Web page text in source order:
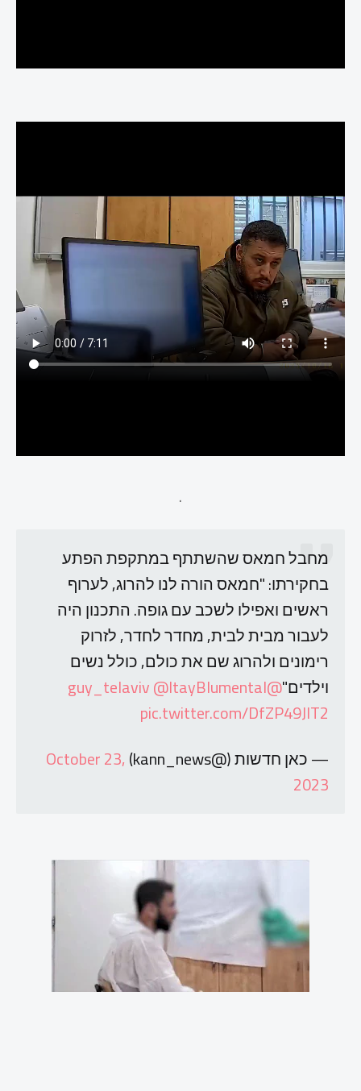
.
מחבל חמאס שהשתתף במתקפת הפתע
בחקירתו: "חמאס הורה לנו להרוג, לערוף
ראשים ואפילו לשכב עם גופה. התכנון היה
לעבור מבית לבית, מחדר לחדר, לזרוק
רימונים ולהרוג שם את כולם, כולל נשים
וילדים"@guy_telaviv
@ItayBlumental
pic.twitter.com/DfZP49JIT2
— כאן חדשות (@kann_news)
October 23,
2023